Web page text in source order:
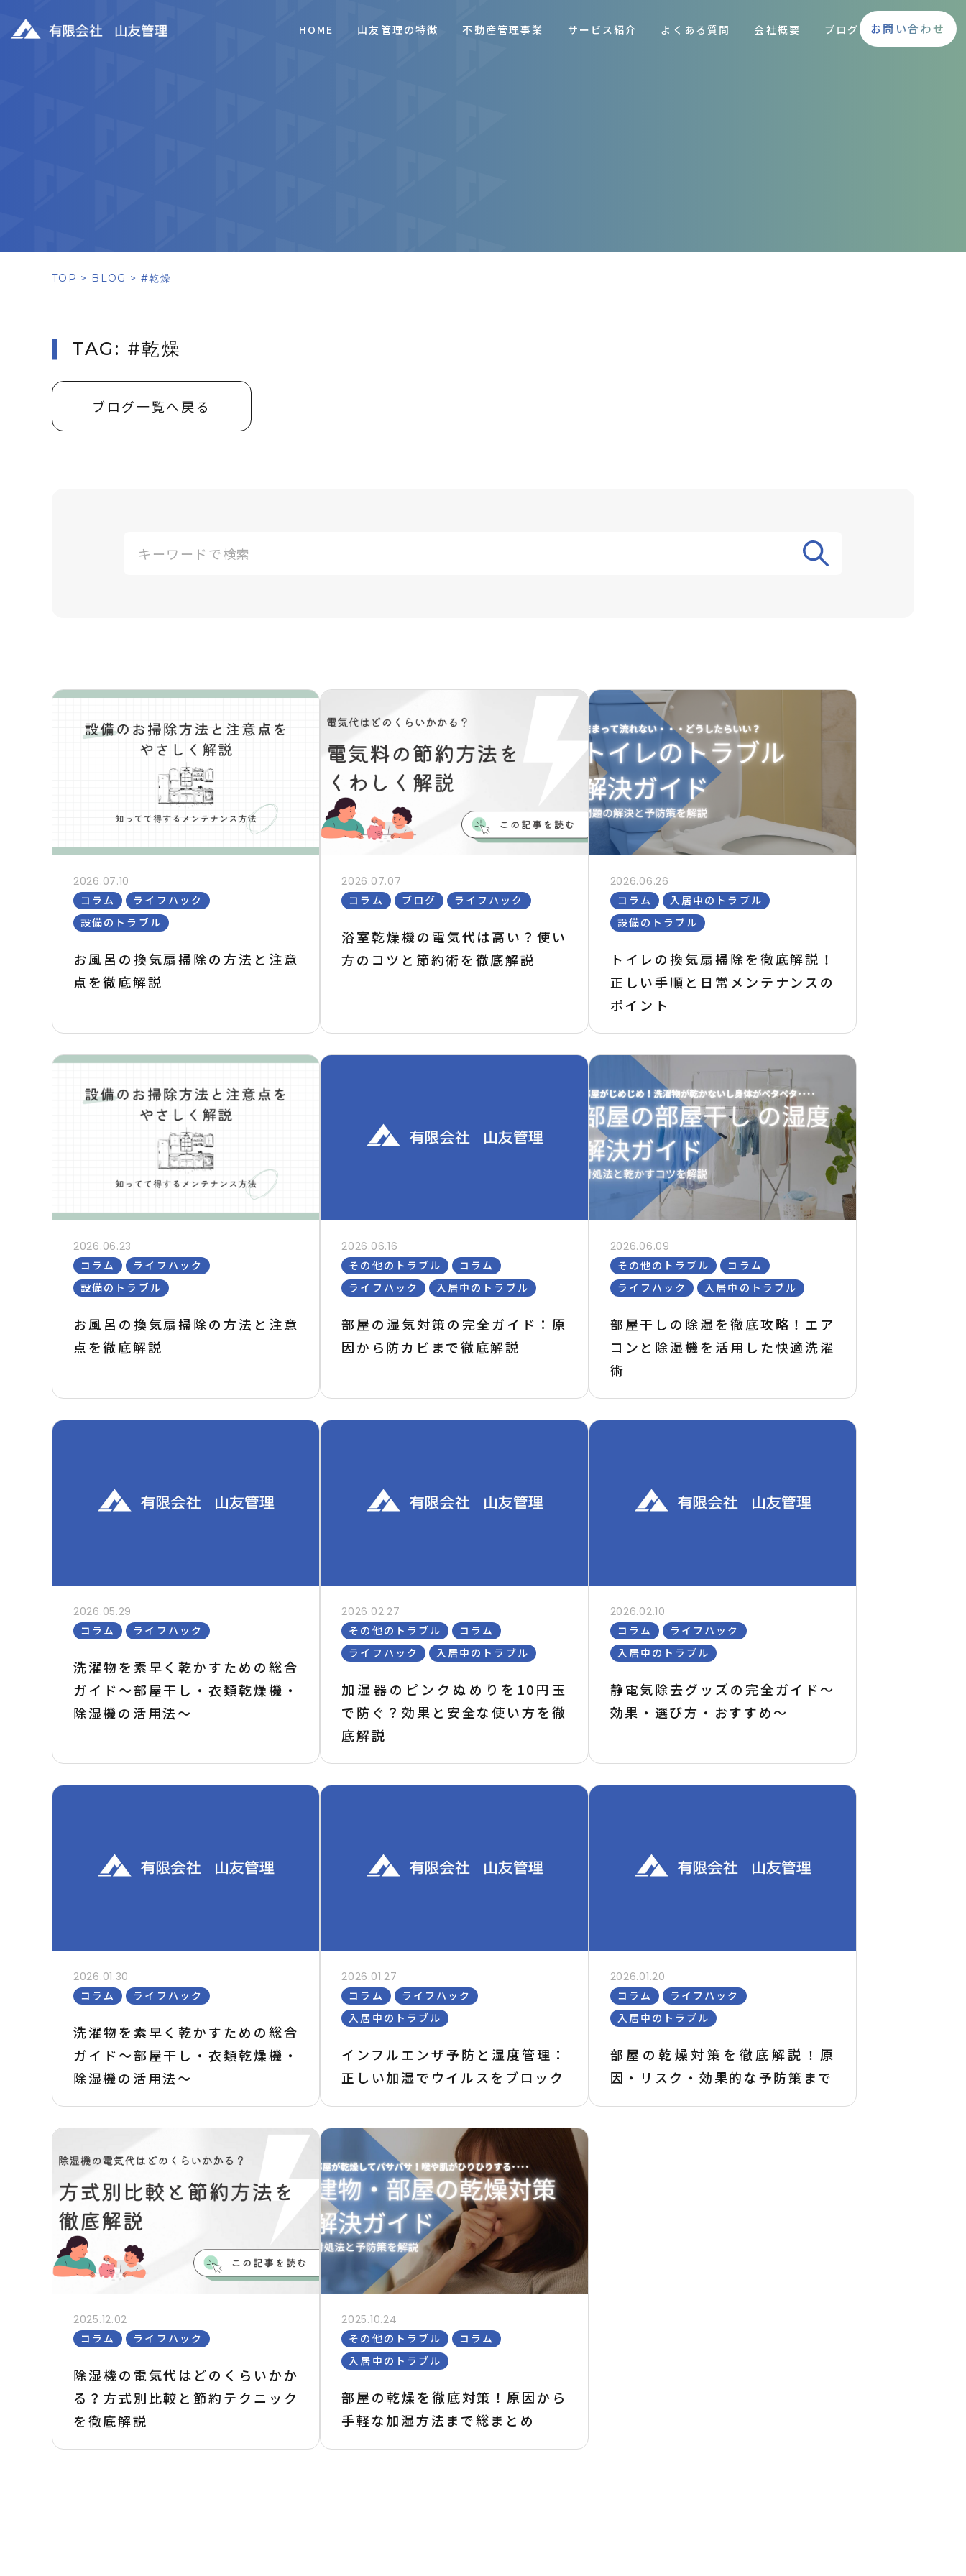
HOME 山友管理の特徴 不動産管理事業 サービス紹介 よくある質問 会社概要 ブログ お問い合わせ
TOP BLOG #乾燥
TAG: #乾燥
ブログ一覧へ戻る
2026.07.10
コラム
ライフハック
設備のトラブル
お風呂の換気扇掃除の方法と注意
点を徹底解説
2026.07.07
コラム
ブログ ライフハック
浴室乾燥機の電気代は高い？使い
方のコツと節約術を徹底解説
2026.06.26
コラム
入居中のトラブル
設備のトラブル
トイレの換気扇掃除を徹底解説！
正しい手順と日常メンテナンスの
ポイント
2026.06.23
コラム
ライフハック
設備のトラブル
お風呂の換気扇掃除の方法と注意
点を徹底解説
2026.06.16
その他のトラブル
コラム
ライフハック
入居中のトラブル
部屋の湿気対策の完全ガイド：原
因から防カビまで徹底解説
2026.06.09
その他のトラブル
コラム
ライフハック
入居中のトラブル
部屋干しの除湿を徹底攻略！エア
コンと除湿機を活用した快適洗濯
術
2026.05.29
コラム
ライフハック
洗濯物を素早く乾かすための総合
ガイド～部屋干し・衣類乾燥機・
除湿機の活用法～
2026.02.27
その他のトラブル
コラム
ライフハック
入居中のトラブル
加湿器のピンクぬめりを10円玉
で防ぐ？効果と安全な使い方を徹
底解説
2026.02.10
コラム
ライフハック
入居中のトラブル
静電気除去グッズの完全ガイド〜
効果・選び方・おすすめ〜
2026.01.30
コラム
ライフハック
洗濯物を素早く乾かすための総合
ガイド～部屋干し・衣類乾燥機・
除湿機の活用法～
2026.01.27
コラム
ライフハック
入居中のトラブル
インフルエンザ予防と湿度管理：
正しい加湿でウイルスをブロック
2026.01.20
コラム
ライフハック
入居中のトラブル
部屋の乾燥対策を徹底解説！原
因・リスク・効果的な予防策まで
2025.12.02
コラム
ライフハック
除湿機の電気代はどのくらいかか
る？方式別比較と節約テクニック
を徹底解説
2025.10.24
その他のトラブル
コラム
入居中のトラブル
部屋の乾燥を徹底対策！原因から
手軽な加湿方法まで総まとめ